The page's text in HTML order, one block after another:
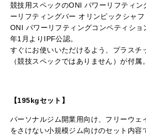
競技用スペックのONI パワーリフティン
ーリフティングバー オリンピックシャフ
ONI パワーリフティングコンペティショ
年1月よりIPF公認。
すぐにお使いいただけるよう、プラスチ
（競技スペックではありません）が付属。
【195kgセット】
パーソナルジム開業用向け、フリーウェ
をさけない小規模ジム向けのセット内容